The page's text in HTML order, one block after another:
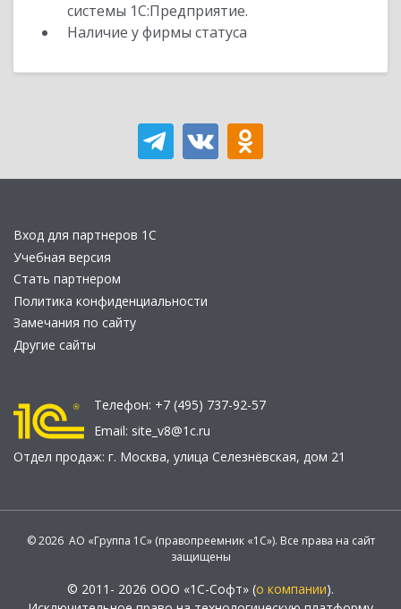
системы 1С:Предприятие.
Наличие у фирмы статуса
Вход для партнеров 1С
Учебная версия
Стать партнером
Политика конфиденциальности
Замечания по сайту
Другие сайты
Телефон: +7 (495) 737-92-57
Email: site_v8@1c.ru
Отдел продаж: г. Москва, улица Селезнёвская, дом 21
© 2026 АО «Группа 1С» (правопреемник «1С»). Все права на сайт
защищены
© 2011- 2026 ООО «1С-Софт» (о компании).